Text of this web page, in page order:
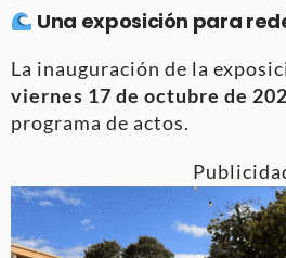
Una exposición para
La inauguración de la
viernes 17 de octubre de
programa de actos.